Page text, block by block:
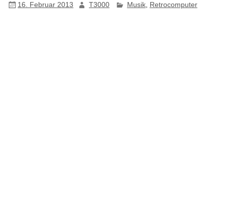
16. Februar 2013 T3000 Musik, Retrocomputer